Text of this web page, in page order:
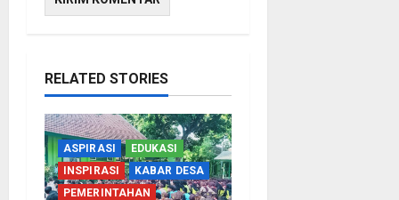
RELATED STORIES
ASPIRASI
EDUKASI
INSPIRASI
KABAR DESA
PEMERINTAHAN